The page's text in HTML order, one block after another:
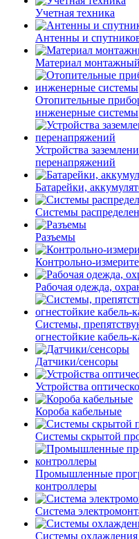
Учетная техника
Антенны и
Материал монтажный
Отопительные
инженерные системы
Устройства
перенапряжений
Батарейки,
Системы
Разъемы
Контрольно-
Рабочая одежда,
Системы,
огнестойкие кабель-
Датчики/сенсоры
Устройства
Короба кабельные
Системы скрытой
Промышленные
контроллеры
Система
Системы охлаждения